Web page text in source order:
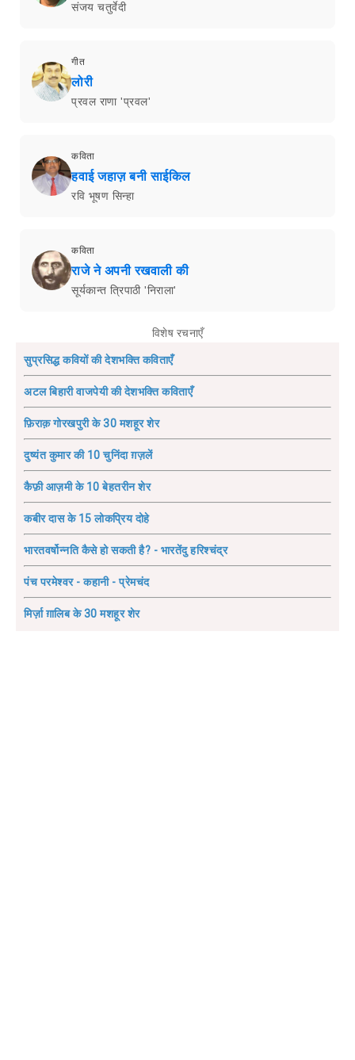
संजय चतुर्वेदी
गीत
लोरी
प्रवल राणा 'प्रवल'
कविता
हवाई जहाज़ बनी साईकिल
रवि भूषण सिन्हा
कविता
राजे ने अपनी रखवाली की
सूर्यकान्त त्रिपाठी 'निराला'
विशेष रचनाएँ
सुप्रसिद्ध कवियों की देशभक्ति कविताएँ
अटल बिहारी वाजपेयी की देशभक्ति कविताएँ
फ़िराक़ गोरखपुरी के 30 मशहूर शेर
दुष्यंत कुमार की 10 चुनिंदा ग़ज़लें
कैफ़ी आज़मी के 10 बेहतरीन शेर
कबीर दास के 15 लोकप्रिय दोहे
भारतवर्षोन्नति कैसे हो सकती है? - भारतेंदु हरिश्चंद्र
पंच परमेश्वर - कहानी - प्रेमचंद
मिर्ज़ा ग़ालिब के 30 मशहूर शेर